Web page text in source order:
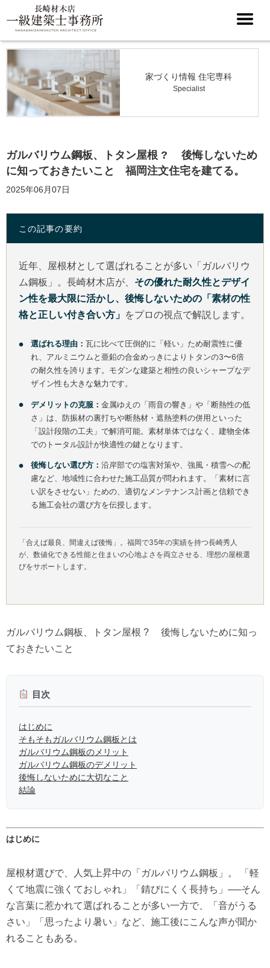
家づくり情報 住宅専科
Specialist
ガルバリウム鋼板、トタン屋根 ? 後悔しないため
に知っておきたいこと 福岡注文住宅を建てる。
2025年06月07日
この記事の要約
近年、屋根材として選ばれることが多い「ガルバリウ
ム鋼板」。長崎材木店が、 その優れた耐久性とデザイ
ン性を最大限に活かし、後悔しないための「素材の性
格と正しい付き合い方」 をプロの視点で解説します。
選ばれる理由：瓦に比べて圧倒的に「軽い」ため耐震性に優
れ、アルミニウムと亜鉛の合金めっきによりトタンの3〜6倍
の耐久性を誇ります。モダンな建築と相性の良いシャープなデ
ザイン性も大きな魅力です。
デメリットの克服：金属ゆえの「雨音の響き」や「断熱性の低
さ」は、防振材の裏打ちや断熱材・遮熱塗料の併用といった
「設計段階の工夫」で解消可能。素材単体ではなく、建物全体
でのトータル設計が快適性の鍵となります。
後悔しない選び方：沿岸部での塩害対策や、強風・積雪への配
慮など、地域性に合わせた施工品質が問われます。「素材に言
い訳をさせない」ための、適切なメンテナンス計画と信頼でき
る施工会社の選び方を伝授します。
「合えば最良、間違えば後悔」。福岡で35年の実績を持つ長崎秀人
が、数値化できる性能と住まいの心地よさを両立させる、理想の屋根選
びをサポートします。
ガルバリウム鋼板、トタン屋根 ? 後悔しないために知っ
ておきたいこと
目次
はじめに
そもそもガルバリウム鋼板とは
ガルバリウム鋼板のメリット
ガルバリウム鋼板のデメリット
後悔しないために大切なこと
結論
はじめに
屋根材選びで、人気上昇中の「ガルバリウム鋼板」。 「軽
くて地震に強くておしゃれ」「錆びにくく長持ち」──そん
な言葉に惹かれて選ばれることが多い一方で、「音がうる
さい」「思ったより暑い」など、施工後にこんな声が聞か
れることもある。